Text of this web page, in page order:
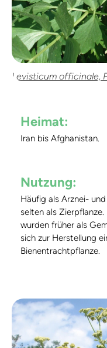
Levisticum officinale,
Heimat:
Iran bis Afghanistan.
Nutzung:
Häufig als Arznei-
selten als
wurden früher als
sich zur Herstellung
Bienentrachtpflanze.